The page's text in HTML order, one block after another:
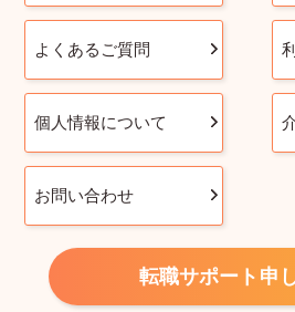
よくあるご質問
個人情報について
お問い合わせ
転職サポート申